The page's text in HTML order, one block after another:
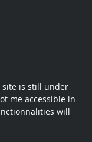
site is still under
me accessible in
will